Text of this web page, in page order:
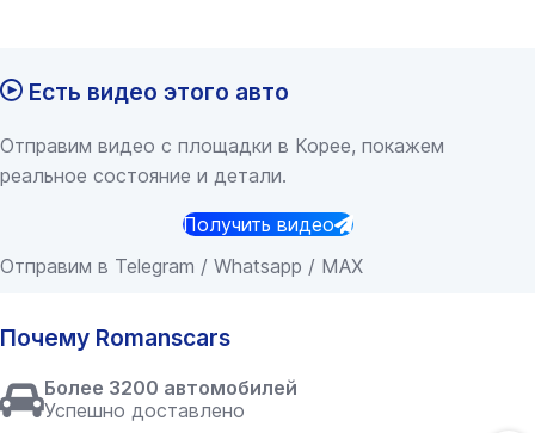
Есть видео этого авто
Отправим видео с площадки в Корее, покажем
реальное состояние и детали.
Получить видео
Отправим в Telegram / Whatsapp / MAX
Почему Romanscars
Более 3200 автомобилей
Успешно доставлено